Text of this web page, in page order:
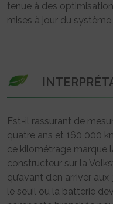
tenue à des
mises à jour du
Est-il rassurant de
quatre ans et 160 000
ce kilométrage marque
constructeur sur la
qu’avant d’en arriver
le seuil où la batterie